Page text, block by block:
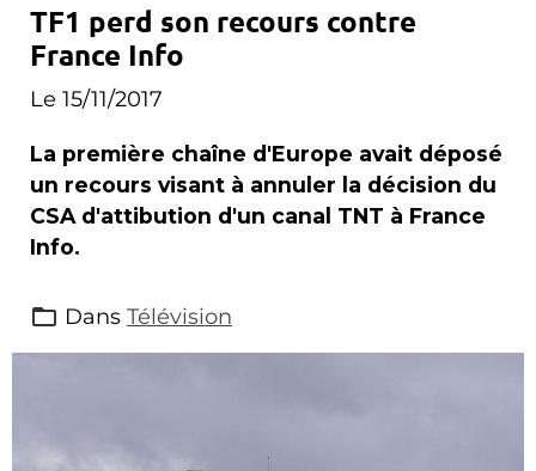
TF1 perd son recours contre
France Info
Le 15/11/2017
La première chaîne d'Europe avait déposé
un recours visant à annuler la décision du
CSA d'attibution d'un canal TNT à France
Info.
Dans Télévision